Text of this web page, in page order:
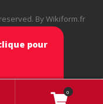
By Wikiform.fr
pour
0